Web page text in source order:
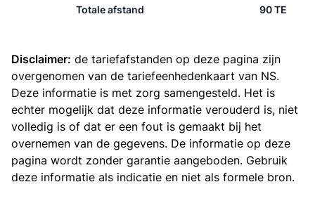
Totale afstand 90 TE
Disclaimer: de tariefafstanden op deze pagina zijn
overgenomen van de tariefeenhedenkaart van NS.
Deze informatie is met zorg samengesteld. Het is
echter mogelijk dat deze informatie verouderd is, niet
volledig is of dat er een fout is gemaakt bij het
overnemen van de gegevens. De informatie op deze
pagina wordt zonder garantie aangeboden. Gebruik
deze informatie als indicatie en niet als formele bron.